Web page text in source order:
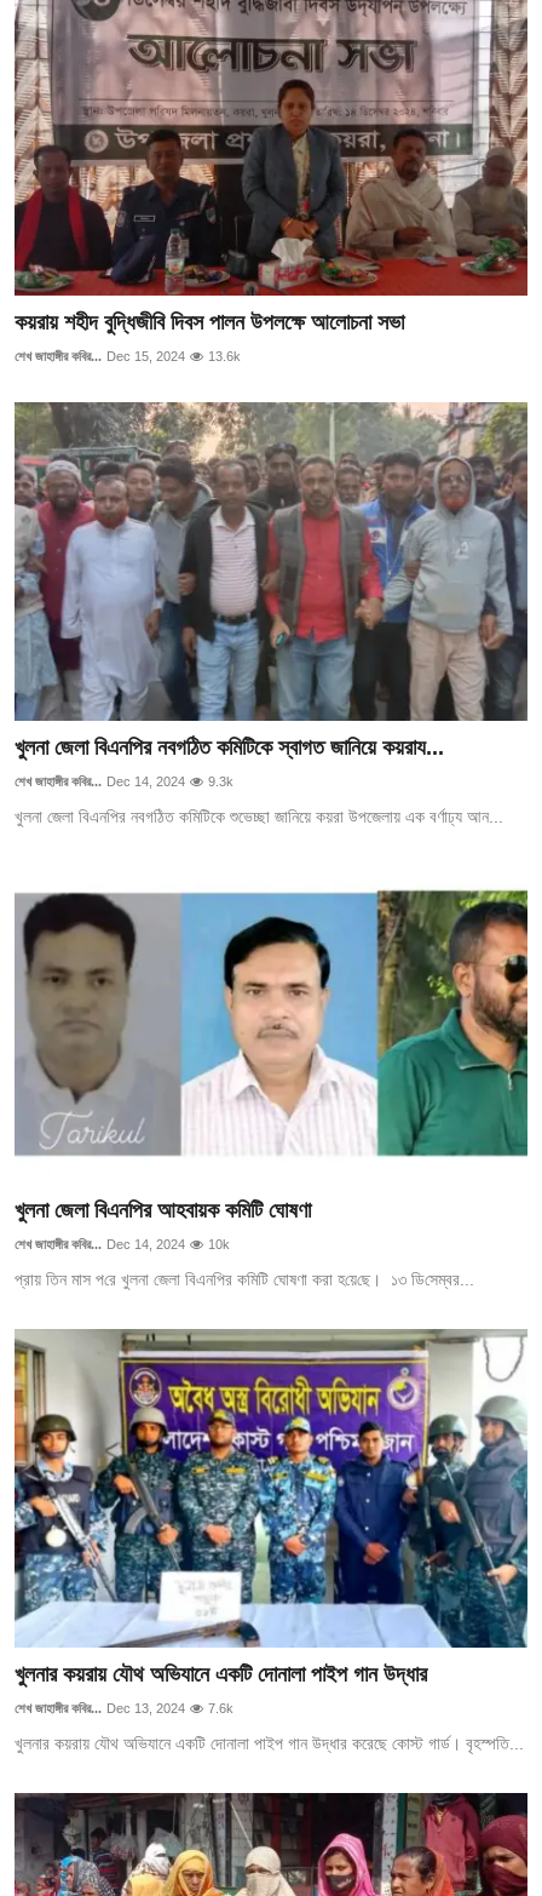
কয়রায় শহীদ বুদ্ধিজীবি দিবস পালন উপলক্ষে আলোচনা সভা
শেখ জাহাঙ্গীর কবির... Dec 15, 2024 13.6k
খুলনা জেলা বিএনপির নবগঠিত কমিটিকে স্বাগত জানিয়ে কয়রায...
শেখ জাহাঙ্গীর কবির... Dec 14, 2024 9.3k
খুলনা জেলা বিএনপির নবগঠিত কমিটিকে শুভেচ্ছা জানিয়ে কয়রা উপজেলায় এক বর্ণাঢ্য আন...
খুলনা জেলা বিএন‌পির আহবায়ক ক‌মি‌টি ঘোষণা
শেখ জাহাঙ্গীর কবির... Dec 14, 2024 10k
প্রায় তিন মাস প‌রে খুলনা জেলা বিএন‌পির ক‌মি‌টি ঘোষণা করা হ‌য়ে‌ছে। ১৩ ডি‌সেম্বর...
খুলনার কয়রায় যৌথ অভিযানে একটি দোনালা পাইপ গান উদ্ধার
শেখ জাহাঙ্গীর কবির... Dec 13, 2024 7.6k
খুলনার কয়রায় যৌথ অভিযানে একটি দোনালা পাইপ গান উদ্ধার করেছে কোস্ট গার্ড। বৃহস্পতি...